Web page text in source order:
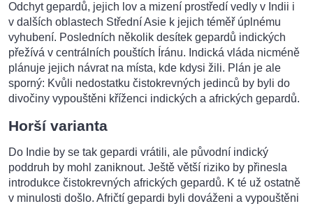
Odchyt gepardů, jejich lov a mizení prostředí vedly v Indii i
v dalších oblastech Střední Asie k jejich téměř úplnému
vyhubení. Posledních několik desítek gepardů indických
přežívá v centrálních pouštích Íránu. Indická vláda nicméně
plánuje jejich návrat na místa, kde kdysi žili. Plán je ale
sporný: Kvůli nedostatku čistokrevných jedinců by byli do
divočiny vypouštěni kříženci indických a afrických gepardů.
Horší varianta
Do Indie by se tak gepardi vrátili, ale původní indický
poddruh by mohl zaniknout. Ještě větší riziko by přinesla
introdukce čistokrevných afrických gepardů. K té už ostatně
v minulosti došlo. Afričtí gepardi byli dováženi a vypouštěni